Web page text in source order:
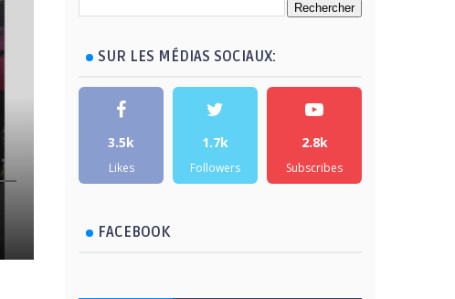
SUR LES MÉDIAS SOCIAUX:
3.5k
Likes
1.7k
Followers
2.8k
Subscribes
FACEBOOK